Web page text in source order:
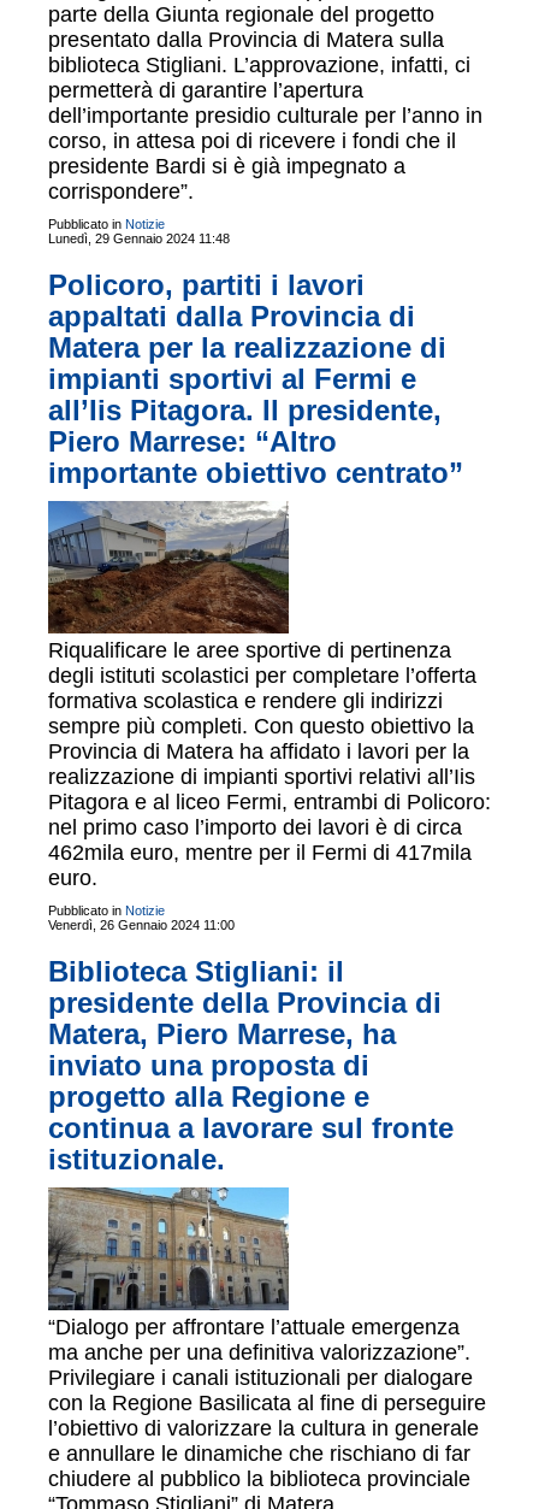
parte della Giunta regionale del progetto
presentato dalla Provincia di Matera sulla
biblioteca Stigliani. L’approvazione, infatti, ci
permetterà di garantire l’apertura
dell’importante presidio culturale per l’anno in
corso, in attesa poi di ricevere i fondi che il
presidente Bardi si è già impegnato a
corrispondere”.
Pubblicato in Notizie
Lunedì, 29 Gennaio 2024 11:48
Policoro, partiti i lavori
appaltati dalla Provincia di
Matera per la realizzazione di
impianti sportivi al Fermi e
all’Iis Pitagora. Il presidente,
Piero Marrese: “Altro
importante obiettivo centrato”
Riqualificare le aree sportive di pertinenza
degli istituti scolastici per completare l’offerta
formativa scolastica e rendere gli indirizzi
sempre più completi. Con questo obiettivo la
Provincia di Matera ha affidato i lavori per la
realizzazione di impianti sportivi relativi all’Iis
Pitagora e al liceo Fermi, entrambi di Policoro:
nel primo caso l’importo dei lavori è di circa
462mila euro, mentre per il Fermi di 417mila
euro.
Pubblicato in Notizie
Venerdì, 26 Gennaio 2024 11:00
Biblioteca Stigliani: il
presidente della Provincia di
Matera, Piero Marrese, ha
inviato una proposta di
progetto alla Regione e
continua a lavorare sul fronte
istituzionale.
“Dialogo per affrontare l’attuale emergenza
ma anche per una definitiva valorizzazione”.
Privilegiare i canali istituzionali per dialogare
con la Regione Basilicata al fine di perseguire
l’obiettivo di valorizzare la cultura in generale
e annullare le dinamiche che rischiano di far
chiudere al pubblico la biblioteca provinciale
“Tommaso Stigliani” di Matera.